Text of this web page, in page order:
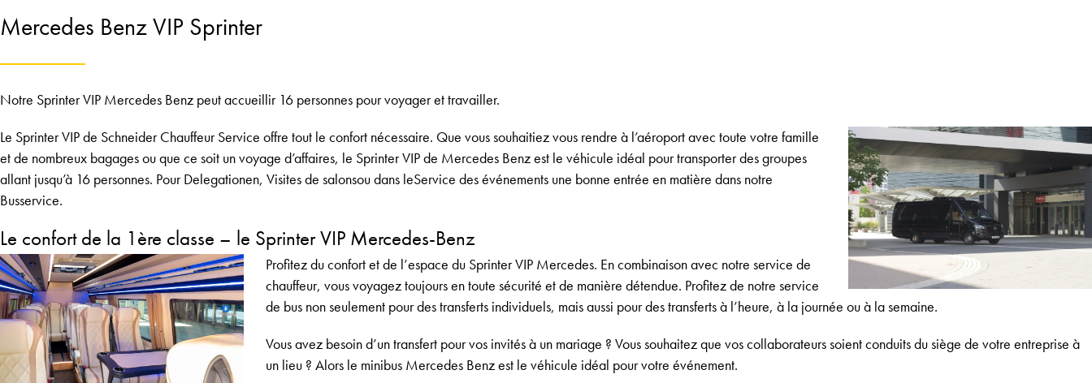
Mercedes Benz VIP Sprinter
Notre Sprinter VIP Mercedes Benz peut accueillir 16 personnes pour voyager et travailler.
Le Sprinter VIP de Schneider Chauffeur Service offre tout le confort nécessaire. Que vous souhaitiez vous rendre à l’aéroport avec toute votre famille
et de nombreux bagages ou que ce soit un voyage d’affaires, le Sprinter VIP de Mercedes Benz est le véhicule idéal pour transporter des groupes
allant jusqu’à 16 personnes. PourDelegationen, Visites de salonsou dans leService des événements une bonne entrée en matière dans notre
Busservice.
Le confort de la 1ère classe – le Sprinter VIP Mercedes-Benz
Profitez du confort et de l’espace du Sprinter VIP Mercedes. En combinaison avec notre service de
chauffeur, vous voyagez toujours en toute sécurité et de manière détendue. Profitez de notre service
de bus non seulement pour des transferts individuels, mais aussi pour des transferts à l’heure, à la journée ou à la semaine.
Vous avez besoin d’un transfert pour vos invités à un mariage ? Vous souhaitez que vos collaborateurs soient conduits du siège de votre entreprise à
un lieu ? Alors le minibus Mercedes Benz est le véhicule idéal pour votre événement.